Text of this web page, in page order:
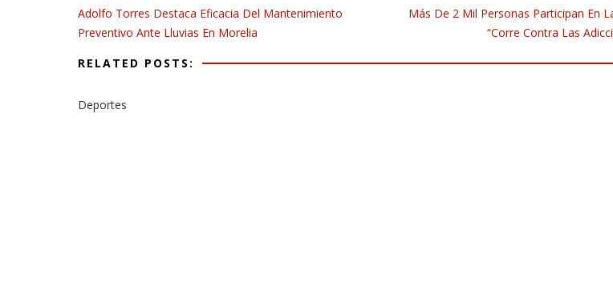
Adolfo Torres Destaca Eficacia Del Mantenimiento
Preventivo Ante Lluvias En Morelia
Más De 2 Mil Personas Participan En
“Corre Contra Las
RELATED POSTS:
Deportes